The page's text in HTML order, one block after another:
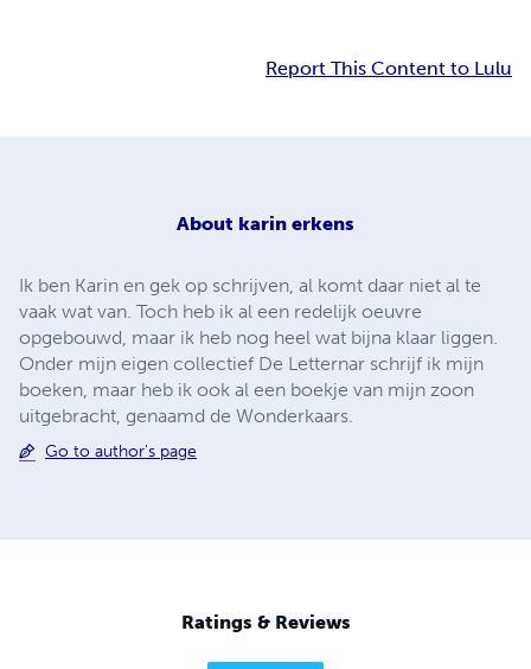
Report This Content to Lulu
About karin erkens
Ik ben Karin en gek op schrijven, al komt daar niet al te
vaak wat van. Toch heb ik al een redelijk oeuvre
opgebouwd, maar ik heb nog heel wat bijna klaar liggen.
Onder mijn eigen collectief De Letternar schrijf ik mijn
boeken, maar heb ik ook al een boekje van mijn zoon
uitgebracht, genaamd de Wonderkaars.
Go to author's page
Ratings & Reviews